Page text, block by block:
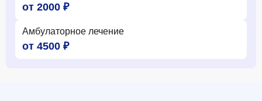
от 2000 ₽
Амбулаторное лечение
от 4500 ₽